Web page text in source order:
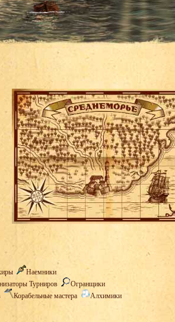
Наемники
Турниров
Огранщики
Корабельные мастера
Алхимики